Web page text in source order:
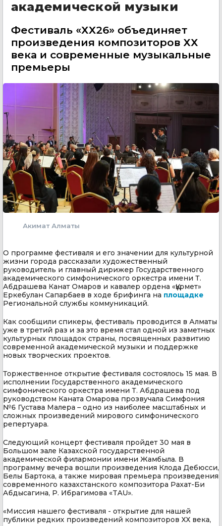
академической музыки
Фестиваль «ХХ26» объединяет
произведения композиторов ХХ
века и современные музыкальные
премьеры
Акимат Алматы
О программе фестиваля и его значении для культурной
жизни города рассказали художественный
руководитель и главный дирижер Государственного
академического симфонического оркестра имени Т.
Абдрашева Канат Омаров и кавалер ордена «Құрмет»
Еркебулан Сапарбаев в ходе брифинга на площадке
Региональной службы коммуникаций.
Как сообщили спикеры, фестиваль проводится в Алматы
уже в третий раз и за это время стал одной из заметных
культурных площадок страны, посвященных развитию
современной академической музыки и поддержке
новых творческих проектов.
Торжественное открытие фестиваля состоялось 15 мая. В
исполнении Государственного академического
симфонического оркестра имени Т. Абдрашева под
руководством Каната Омарова прозвучала Симфония
№6 Густава Малера – одно из наиболее масштабных и
сложных произведений мирового симфонического
репертуара.
Следующий концерт фестиваля пройдет 30 мая в
Большом зале Казахской государственной
академической филармонии имени Жамбыла. В
программу вечера вошли произведения Клода Дебюсси,
Белы Бартока, а также мировая премьера произведения
современного казахстанского композитора Рахат-Би
Абдысагина, Р. Ибрагимова «TAU».
«Миссия нашего фестиваля - открытие для нашей
публики редких произведений композиторов ХХ века,